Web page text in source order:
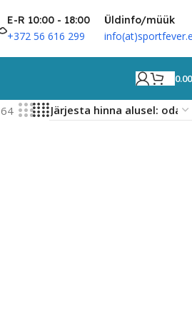
E-R 10:00 - 18:00
+372 56 616 299
Üldinfo/müük
64